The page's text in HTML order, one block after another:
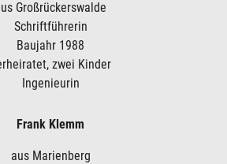
Großrückerswalde
Schriftführerin
Baujahr 1988
zwei Kinder
Ingenieurin
Frank Klemm
aus Marienberg